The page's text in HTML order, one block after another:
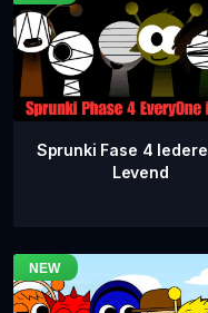
Sprunki Fase 4
Levend